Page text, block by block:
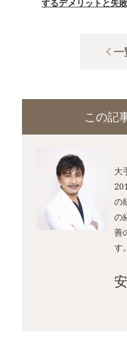
するデメリットと失
一
この記
大
の
の
善
す。